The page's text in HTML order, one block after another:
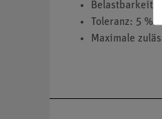
Belastbarkeit: 2
Toleranz: 5 %.
Maximale